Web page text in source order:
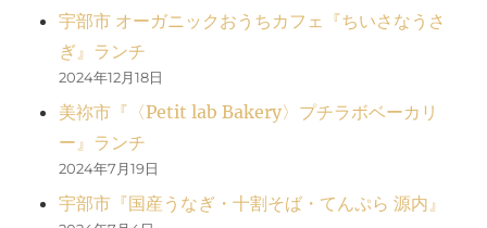
ミ
リ
ー
ー
ム
フ
ー
宇部市 オーガニックおうちカフェ『ちいさなうさ
ぎ』ランチ
2024年12月18日
美祢市『〈Petit lab Bakery〉プチラボベーカリ
ー』ランチ
2024年7月19日
宇部市『国産うなぎ・十割そば・てんぷら 源内』